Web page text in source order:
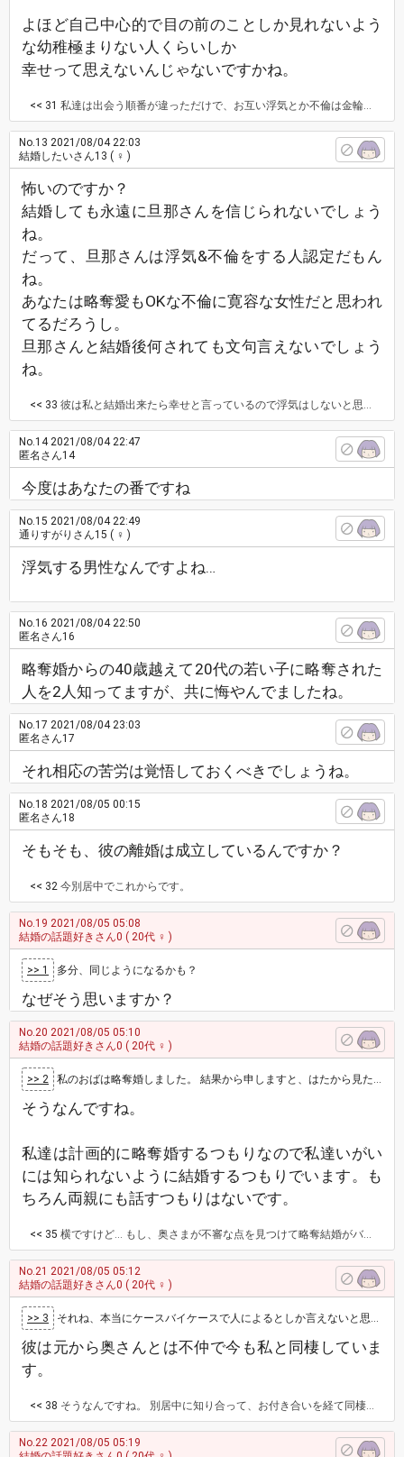
よほど自己中心的で目の前のことしか見れないよう
な幼稚極まりない人くらいしか
幸せって思えないんじゃないですかね。
<< 31 私達は出会う順番が違っただけで、お互い浮気とか不倫は金輪際ないと思います。
No.13 2021/08/04 22:03
結婚したいさん13 ( ♀ )
怖いのですか？
結婚しても永遠に旦那さんを信じられないでしょう
ね。
だって、旦那さんは浮気&不倫をする人認定だもん
ね。
あなたは略奪愛もOKな不倫に寛容な女性だと思われ
てるだろうし。
旦那さんと結婚後何されても文句言えないでしょう
ね。
<< 33 彼は私と結婚出来たら幸せと言っているので浮気はしないと思うのですが、やはり怪しいでしょうか。
No.142021/08/04 22:47
匿名さん14
今度はあなたの番ですね
No.15 2021/08/04 22:49
通りすがりさん15 ( ♀ )
浮気する男性なんですよね…
No.16 2021/08/04 22:50
匿名さん16
略奪婚からの40歳越えて20代の若い子に略奪された
人を2人知ってますが、共に悔やんでましたね。
No.17 2021/08/04 23:03
匿名さん17
それ相応の苦労は覚悟しておくべきでしょうね。
No.18 2021/08/05 00:15
匿名さん18
そもそも、彼の離婚は成立しているんですか？
<< 32 今別居中でこれからです。
No.19 2021/08/05 05:08
結婚の話題好きさん0 ( 20代 ♀ )
>> 1 多分、同じようになるかも？
なぜそう思いますか？
No.20 2021/08/05 05:10
結婚の話題好きさん0 ( 20代 ♀ )
>> 2 私のおばは略奪婚しました。 結果から申しますと、はたから見たら不幸に見えました。 親(祖父母)が略奪婚だと知って泣き、夫の立ち上げた…
そうなんですね。
私達は計画的に略奪婚するつもりなので私達いがい
には知られないように結婚するつもりでいます。も
ちろん両親にも話すつもりはないです。
<< 35 横ですけど… もし、奥さまが不審な点を見つけて略奪結婚がバレたら慰謝料どころか発狂して会社に乗り込むか何らかのか形で会社にばらされ貴方の両親にもばらされて社会的に抹殺される恐れもあるかも…。
No.21 2021/08/05 05:12
結婚の話題好きさん0 ( 20代 ♀ )
>> 3 それね、本当にケースバイケースで人によるとしか言えないと思うよ。 上手くいかない人もいれば上手くいく人もいる。 私の知ってるケースは…
彼は元から奥さんとは不仲で今も私と同棲していま
す。
<< 38 そうなんですね。 別居中に知り合って、お付き合いを経て同棲でしょうか？ 因みに別居と同棲期間はそれぞれ何年くらいですか？ 不仲で別居、既に婚姻関係が破綻してる時に知り合ったならお付き合いはそれなりに順調だと思います。 が、主さんの存在で別居になったのなら、本来のルートを外れているので、上手くいかなくなる可能性は大きいです。 不仲と言っても既に別居中なのか、そこまでではなく修復の可能性は十分あったのに、第三者の介入によって別居になったのかは大きいです。
No.22 2021/08/05 05:19